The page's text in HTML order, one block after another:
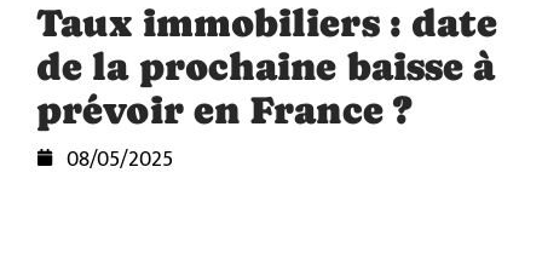
Taux immobiliers : date
de la prochaine baisse à
prévoir en France ?
08/05/2025